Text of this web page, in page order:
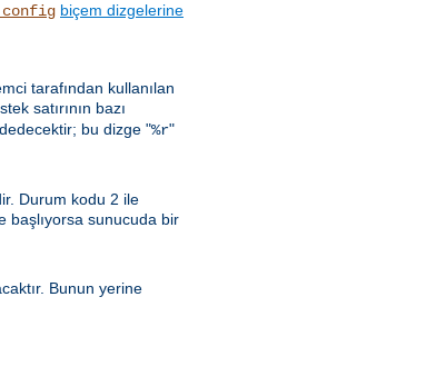
biçem dizgelerine
tarafından kullanılan
satırının bazı
bu dizge "%r"
Durum kodu 2 ile
başlıyorsa sunucuda bir
Bunun yerine